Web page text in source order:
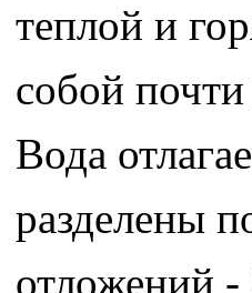
теплой и
собой
Вода
разделены
отложений